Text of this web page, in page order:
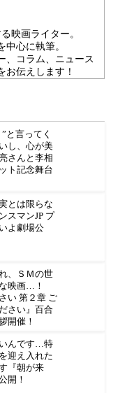
映画ライター。
心に執筆。
、コラム、ニュース
お伝えします！
と言ってく
し、心が美
さんと李相
ト記念舞台
とは限らな
スマンJP プ
よ劇場公
、ＳＭの世
映画…！
い 第２章 ご
さい』百合
開催！
んです…特
迎え入れた
『朝が来
開！